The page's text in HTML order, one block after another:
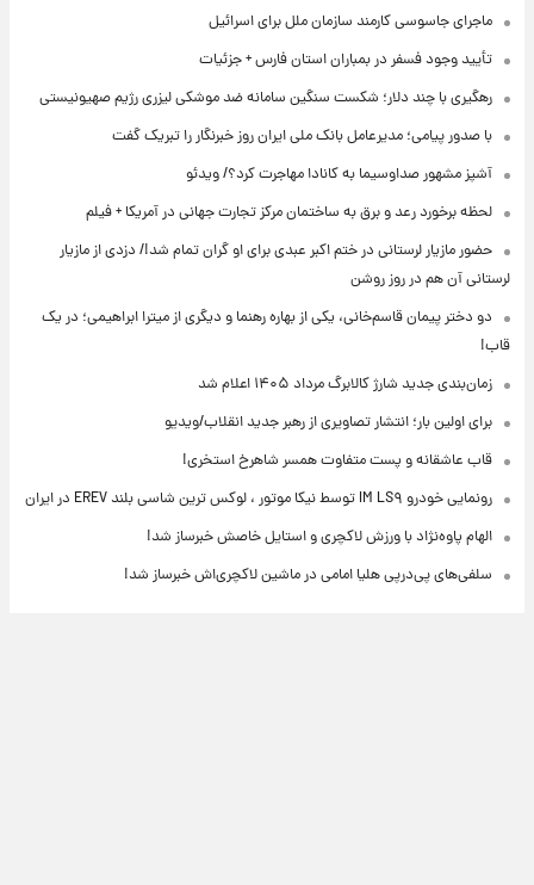
ماجرای جاسوسی کارمند سازمان ملل برای اسرائیل
تأیید وجود فسفر در بمباران استان فارس + جزئیات
رهگیری با چند دلار؛ شکست سنگین سامانه ضد موشکی لیزری رژیم صهیونیستی
با صدور پیامی؛ مدیرعامل بانک ملی ایران روز خبرنگار را تبریک گفت
آشپز مشهور صداوسیما به کانادا مهاجرت کرد؟/ ویدئو
لحظه برخورد رعد و برق به ساختمان مرکز تجارت جهانی در آمریکا + فیلم
حضور مازیار لرستانی در ختم اکبر عبدی برای او گران تمام شد!/ دزدی از مازیار
لرستانی آن هم در روز روشن
دو دختر پیمان قاسم‌خانی، یکی از بهاره رهنما و دیگری از میترا ابراهیمی؛ در یک
قاب!
زمان‌بندی جدید شارژ کالابرگ مرداد ۱۴۰۵ اعلام شد
برای اولین بار؛ انتشار تصاویری از رهبر جدید انقلاب/ویدیو
قاب عاشقانه و پست متفاوت همسر شاهرخ استخری!
رونمایی خودرو IM LS۹ توسط نیکا موتور ، لوکس ترین شاسی بلند EREV در ایران
الهام پاوه‌نژاد با ورزش لاکچری و استایل خاصش خبرساز شد!
سلفی‌های پی‌درپی هلیا امامی در ماشین لاکچری‌اش خبرساز شد!